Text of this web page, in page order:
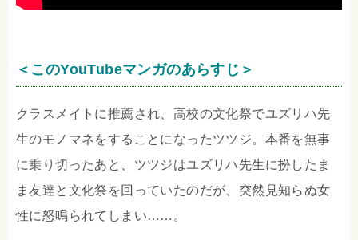
＜このYouTubeマンガのあらすじ＞
クラスメイトに推薦され、高校の文化祭でユズリハ先
生のモノマネをすることになったツツジ。本番を無事
に乗り切ったあと、ツツジはユズリハ先生に扮したま
ま友達と文化祭を回っていたのだが、突然見知らぬ女
性に怒鳴られてしまい……。